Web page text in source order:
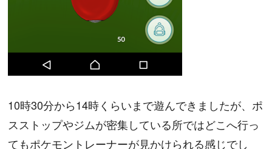
10時30分から14時くらいまで遊んできましたが、ポ
スストップやジムが密集している所ではどこへ行っ
てもポケモントレーナーが見かけられる感じでし